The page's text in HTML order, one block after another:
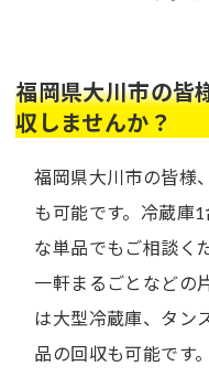
福岡県大川市の皆
収しませんか？
福岡県大川市の皆様
も可能です。冷蔵庫
な単品でもご相談く
一軒まるごとなどの
は大型冷蔵庫、タン
品の回収も可能です